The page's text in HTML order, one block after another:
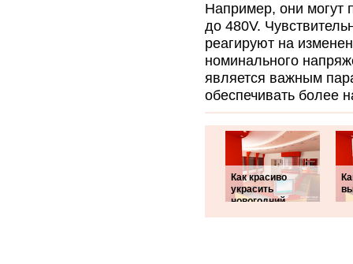
Например, они могут
до 480V.
реагируют на
номинального
является важным
обеспечивать более
Как красиво
украсить
новогодний